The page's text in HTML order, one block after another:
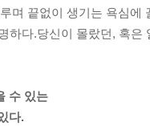
며 끝없이 생기는 욕심
하다.당신이 몰랐던, 혹
수 있는
다.